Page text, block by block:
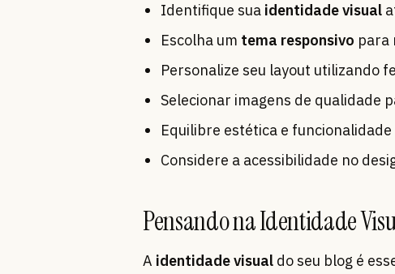
Identifique sua identidade visual
Escolha um tema responsivo para
Personalize seu layout utilizando
Selecionar imagens de qualidade
Equilibre estética e
Considere a acessibilidade no
Pensando na Identidade
A identidade visual do seu blog é